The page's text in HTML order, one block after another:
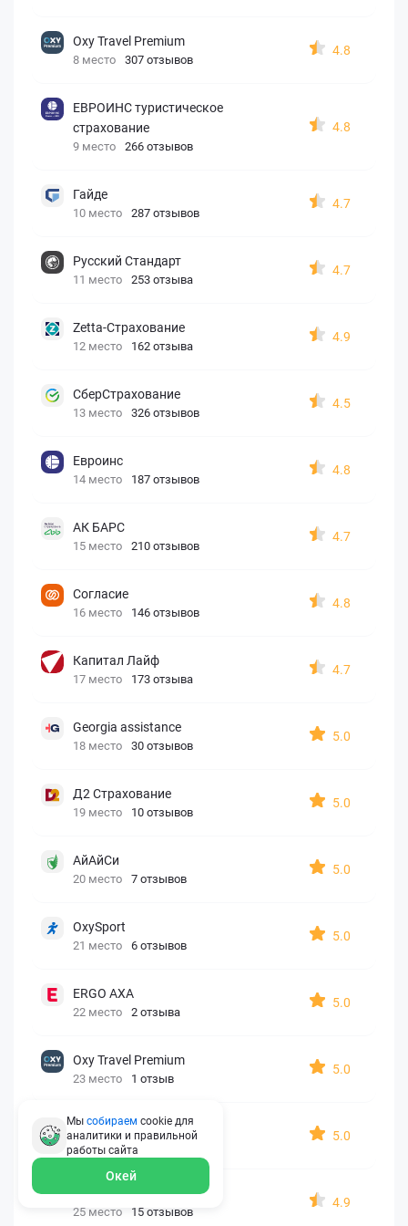
Oxy Travel Premium
8 место 307 отзывов
4.8
ЕВРОИНС туристическое
страхование
9 место 266 отзывов
4.8
Гайде
10 место 287 отзывов
4.7
Русский Стандарт
11 место 253 отзыва
4.7
Zetta-Страхование
12 место 162 отзыва
4.9
СберСтрахование
13 место 326 отзывов
4.5
Евроинс
14 место 187 отзывов
4.8
АК БАРС
15 место 210 отзывов
4.7
Согласие
16 место 146 отзывов
4.8
Капитал Лайф
17 место 173 отзыва
4.7
Georgia assistance
18 место 30 отзывов
5.0
Д2 Страхование
19 место 10 отзывов
5.0
АйАйСи
20 место 7 отзывов
5.0
OxySport
21 место 6 отзывов
5.0
ERGO AXA
22 место 2 отзыва
5.0
Oxy Travel Premium
23 место 1 отзыв
5.0
УралСиб
24 место 1 отзыв
5.0
МАКС
25 место 15 отзывов
4.9
Мы собираем cookie для
аналитики и правильной
работы сайта
Окей